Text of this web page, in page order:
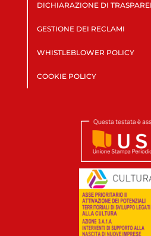
DICHIARAZIONE DI
GESTIONE DEI RECLAMI
WHISTLEBLOWER POLICY
COOKIE POLICY